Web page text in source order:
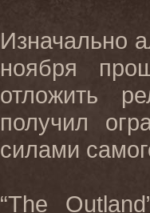
Изначально
ноября
отложить
получил
силами
“The Outland